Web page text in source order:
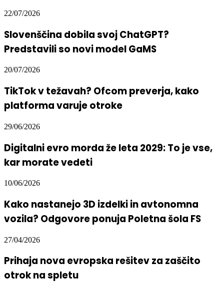
22/07/2026
Slovenščina dobila svoj ChatGPT?
Predstavili so novi model GaMS
20/07/2026
TikTok v težavah? Ofcom preverja, kako
platforma varuje otroke
29/06/2026
Digitalni evro morda že leta 2029: To je vse,
kar morate vedeti
10/06/2026
Kako nastanejo 3D izdelki in avtonomna
vozila? Odgovore ponuja Poletna šola FS
27/04/2026
Prihaja nova evropska rešitev za zaščito
otrok na spletu